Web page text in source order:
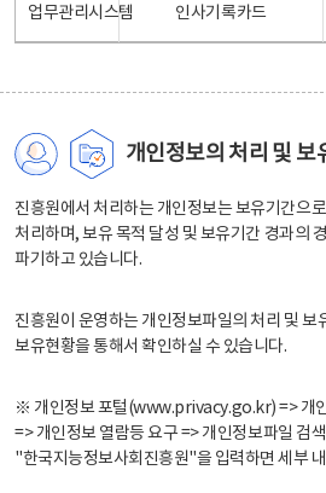
업무관리시스템 인사기록카드
개인정보의 처리 및 보
진흥원에서 처리하는 개인정보는 보유기간으
처리하며, 보유 목적 달성 및 보유기간 경과의
파기하고 있습니다.
진흥원이 운영하는 개인정보파일의 처리 및 보
보유현황을 통해서 확인하실 수 있습니다.
※ 개인정보 포털(www.privacy.go.kr) => 개
=> 개인정보 열람등 요구 => 개인정보파일 검
"한국지능정보사회진흥원"을 입력하면 세부